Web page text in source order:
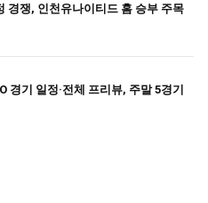
경쟁, 인천유나이티드 홈 승부 주목
경기 일정·전체 프리뷰, 주말 5경기